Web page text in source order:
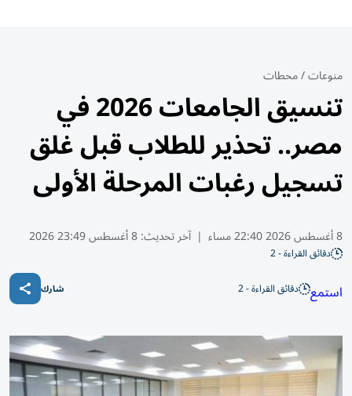
منوعات/محطات
تنسيق الجامعات 2026 في
مصر.. تحذير للطلاب قبل غلق
تسجيل رغبات المرحلة الأولى
8 أغسطس 2026 22:40 مساء | آخر تحديث:8 أغسطس 23:49 2026
دقائق القراءة - 2
استمع دقائق القراءة - 2 شارك